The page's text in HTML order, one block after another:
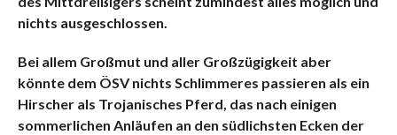
nichts ausgeschlossen.
Bei allem Großmut und aller Großzügigkeit aber
könnte dem ÖSV nichts Schlimmeres passieren als ein
Hirscher als Trojanisches Pferd, das nach einigen
sommerlichen Anläufen an den südlichsten Ecken der